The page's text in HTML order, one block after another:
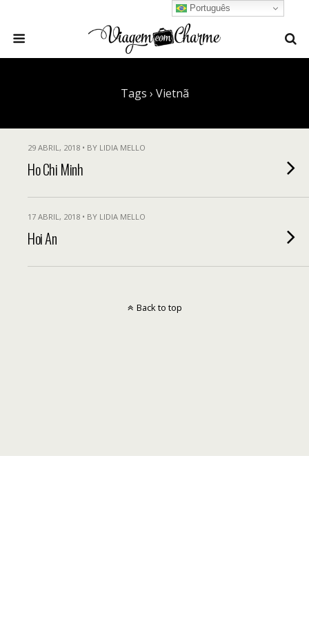
Tags › Vietnã
29 ABRIL, 2018 • BY LIDIA MELLO
Ho Chi Minh
17 ABRIL, 2018 • BY LIDIA MELLO
Hoi An
Português
Back to top